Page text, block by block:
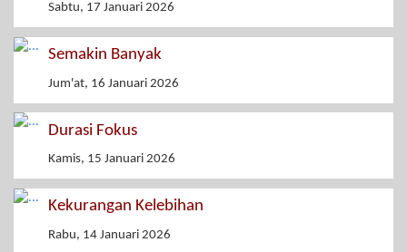
Sabtu, 17 Januari 2026
Semakin Banyak
Jum'at, 16 Januari 2026
Durasi Fokus
Kamis, 15 Januari 2026
Kekurangan Kelebihan
Rabu, 14 Januari 2026